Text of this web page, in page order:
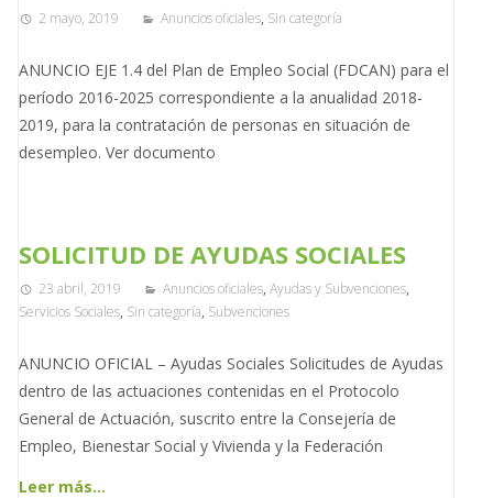
2 mayo, 2019 Anuncios oficiales, Sin categoría
ANUNCIO EJE 1.4 del Plan de Empleo Social (FDCAN) para el
período 2016-2025 correspondiente a la anualidad 2018-
2019, para la contratación de personas en situación de
desempleo. Ver documento
SOLICITUD DE AYUDAS SOCIALES
23 abril, 2019 Anuncios oficiales, Ayudas y Subvenciones,
Servicios Sociales, Sin categoría, Subvenciones
ANUNCIO OFICIAL – Ayudas Sociales Solicitudes de Ayudas
dentro de las actuaciones contenidas en el Protocolo
General de Actuación, suscrito entre la Consejería de
Empleo, Bienestar Social y Vivienda y la Federación
Leer más…